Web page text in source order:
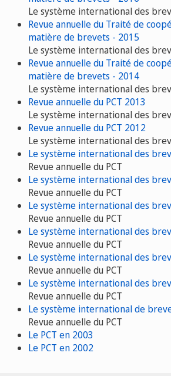
Le système international des
Revue annuelle du Traité de
matière de brevets - 2015
Le système international des
Revue annuelle du Traité de
matière de brevets - 2014
Le système international des
Revue annuelle du PCT 2013
Le système international des
Revue annuelle du PCT 2012
Le système international des
Le système international des
Revue annuelle du PCT
Le système international des
Revue annuelle du PCT
Le système international des
Revue annuelle du PCT
Le système international des
Revue annuelle du PCT
Le système international des
Revue annuelle du PCT
Le système international des
Revue annuelle du PCT
Le système international de
Revue annuelle du PCT
Le PCT en 2003
Le PCT en 2002